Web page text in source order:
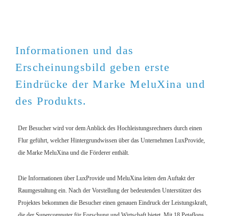
Informationen und das
Erscheinungsbild geben erste
Eindrücke der Marke MeluXina und
des Produkts.
Der Besucher wird vor dem Anblick des Hochleistungsrechners durch einen
Flur geführt, welcher Hintergrundwissen über das Unternehmen LuxProvide,
die Marke MeluXina und die Förderer enthält.
Die Informationen über LuxProvide und MeluXina leiten den Auftakt der
Raumgestaltung ein. Nach der Vorstellung der bedeutenden Unterstützer des
Projektes bekommen die Besucher einen genauen Eindruck der Leistungskraft,